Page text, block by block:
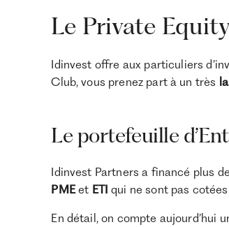
Le Private
Idinvest offre aux particuliers
Club, vous prenez part à un très
Le portefeuille
Idinvest Partners a financé plus
PMEet ETI qui ne sont pas
En détail, on compte aujourd’hui